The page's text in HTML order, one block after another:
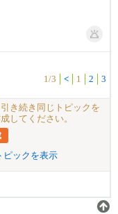
1/3
< 1 2 3
き続き同じトピックを
してください。
ピックを表示